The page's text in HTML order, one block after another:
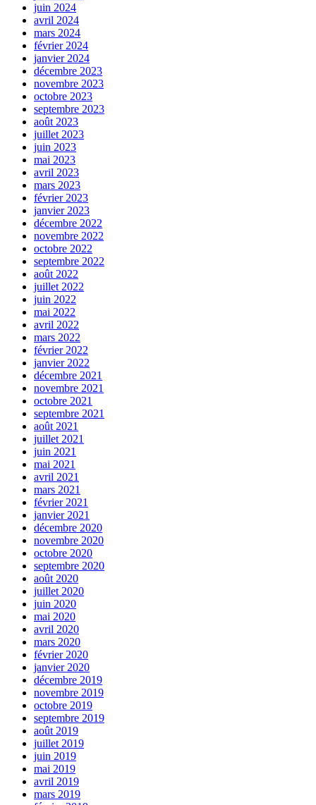
juin 2024
avril 2024
mars 2024
février 2024
janvier 2024
décembre 2023
novembre 2023
octobre 2023
septembre 2023
août 2023
juillet 2023
juin 2023
mai 2023
avril 2023
mars 2023
février 2023
janvier 2023
décembre 2022
novembre 2022
octobre 2022
septembre 2022
août 2022
juillet 2022
juin 2022
mai 2022
avril 2022
mars 2022
février 2022
janvier 2022
décembre 2021
novembre 2021
octobre 2021
septembre 2021
août 2021
juillet 2021
juin 2021
mai 2021
avril 2021
mars 2021
février 2021
janvier 2021
décembre 2020
novembre 2020
octobre 2020
septembre 2020
août 2020
juillet 2020
juin 2020
mai 2020
avril 2020
mars 2020
février 2020
janvier 2020
décembre 2019
novembre 2019
octobre 2019
septembre 2019
août 2019
juillet 2019
juin 2019
mai 2019
avril 2019
mars 2019